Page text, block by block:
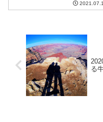
降ったりやんだりの天気。室内
に。明日は久しぶり...
る